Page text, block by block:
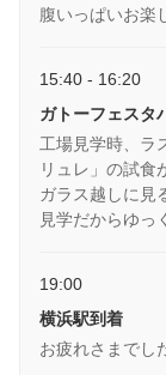
腹いっぱいお楽
15:40 - 16:20
ガトーフェスタ
工場見学時、ラ
リュレ」の試食
ガラス越しに見
見学だからゆっ
19:00
横浜駅到着
お疲れさまでし